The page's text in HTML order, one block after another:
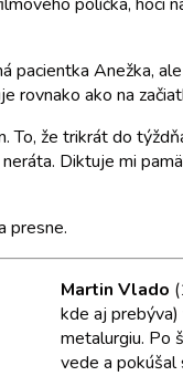
pacientka Anežka,
rovnako ako na
To, že trikrát do
Diktuje mi
presne.
Martin Vlado
kde aj
metalurgiu. Po
vede a